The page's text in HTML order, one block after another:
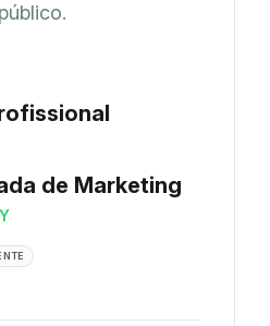
de Marketing